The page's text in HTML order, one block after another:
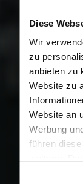
Diese
Wir
zu
anbieten zu
Website zu
Website an
Werbung
führen